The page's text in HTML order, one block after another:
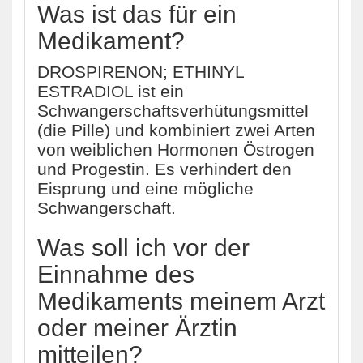
Was ist das für ein
Medikament?
DROSPIRENON; ETHINYL
ESTRADIOL ist ein
Schwangerschaftsverhütungsmittel
(die Pille) und kombiniert zwei Arten
von weiblichen Hormonen Östrogen
und Progestin. Es verhindert den
Eisprung und eine mögliche
Schwangerschaft.
Was soll ich vor der
Einnahme des
Medikaments meinem Arzt
oder meiner Ärztin
mitteilen?